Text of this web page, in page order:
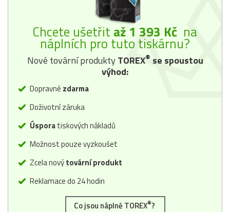
Chcete ušetřit až 1 393 Kč na
náplních pro tuto tiskárnu?
Nové tovární produktyTOREX® se spoustou
výhod:
Dopravné zdarma
Doživotní záruka
Úsporatiskových nákladů
Možnost pouze vyzkoušet
Zcela novýtovární produkt
Reklamace do 24 hodin
Co jsou náplně TOREX®?